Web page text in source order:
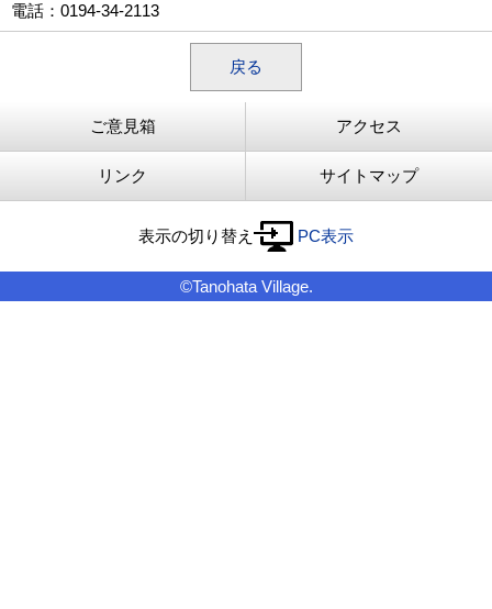
電話 ：0194-34-2113
戻る
ご意見箱 アクセス
リンク サイトマップ
表示の切り替え PC表示
©Tanohata Village.